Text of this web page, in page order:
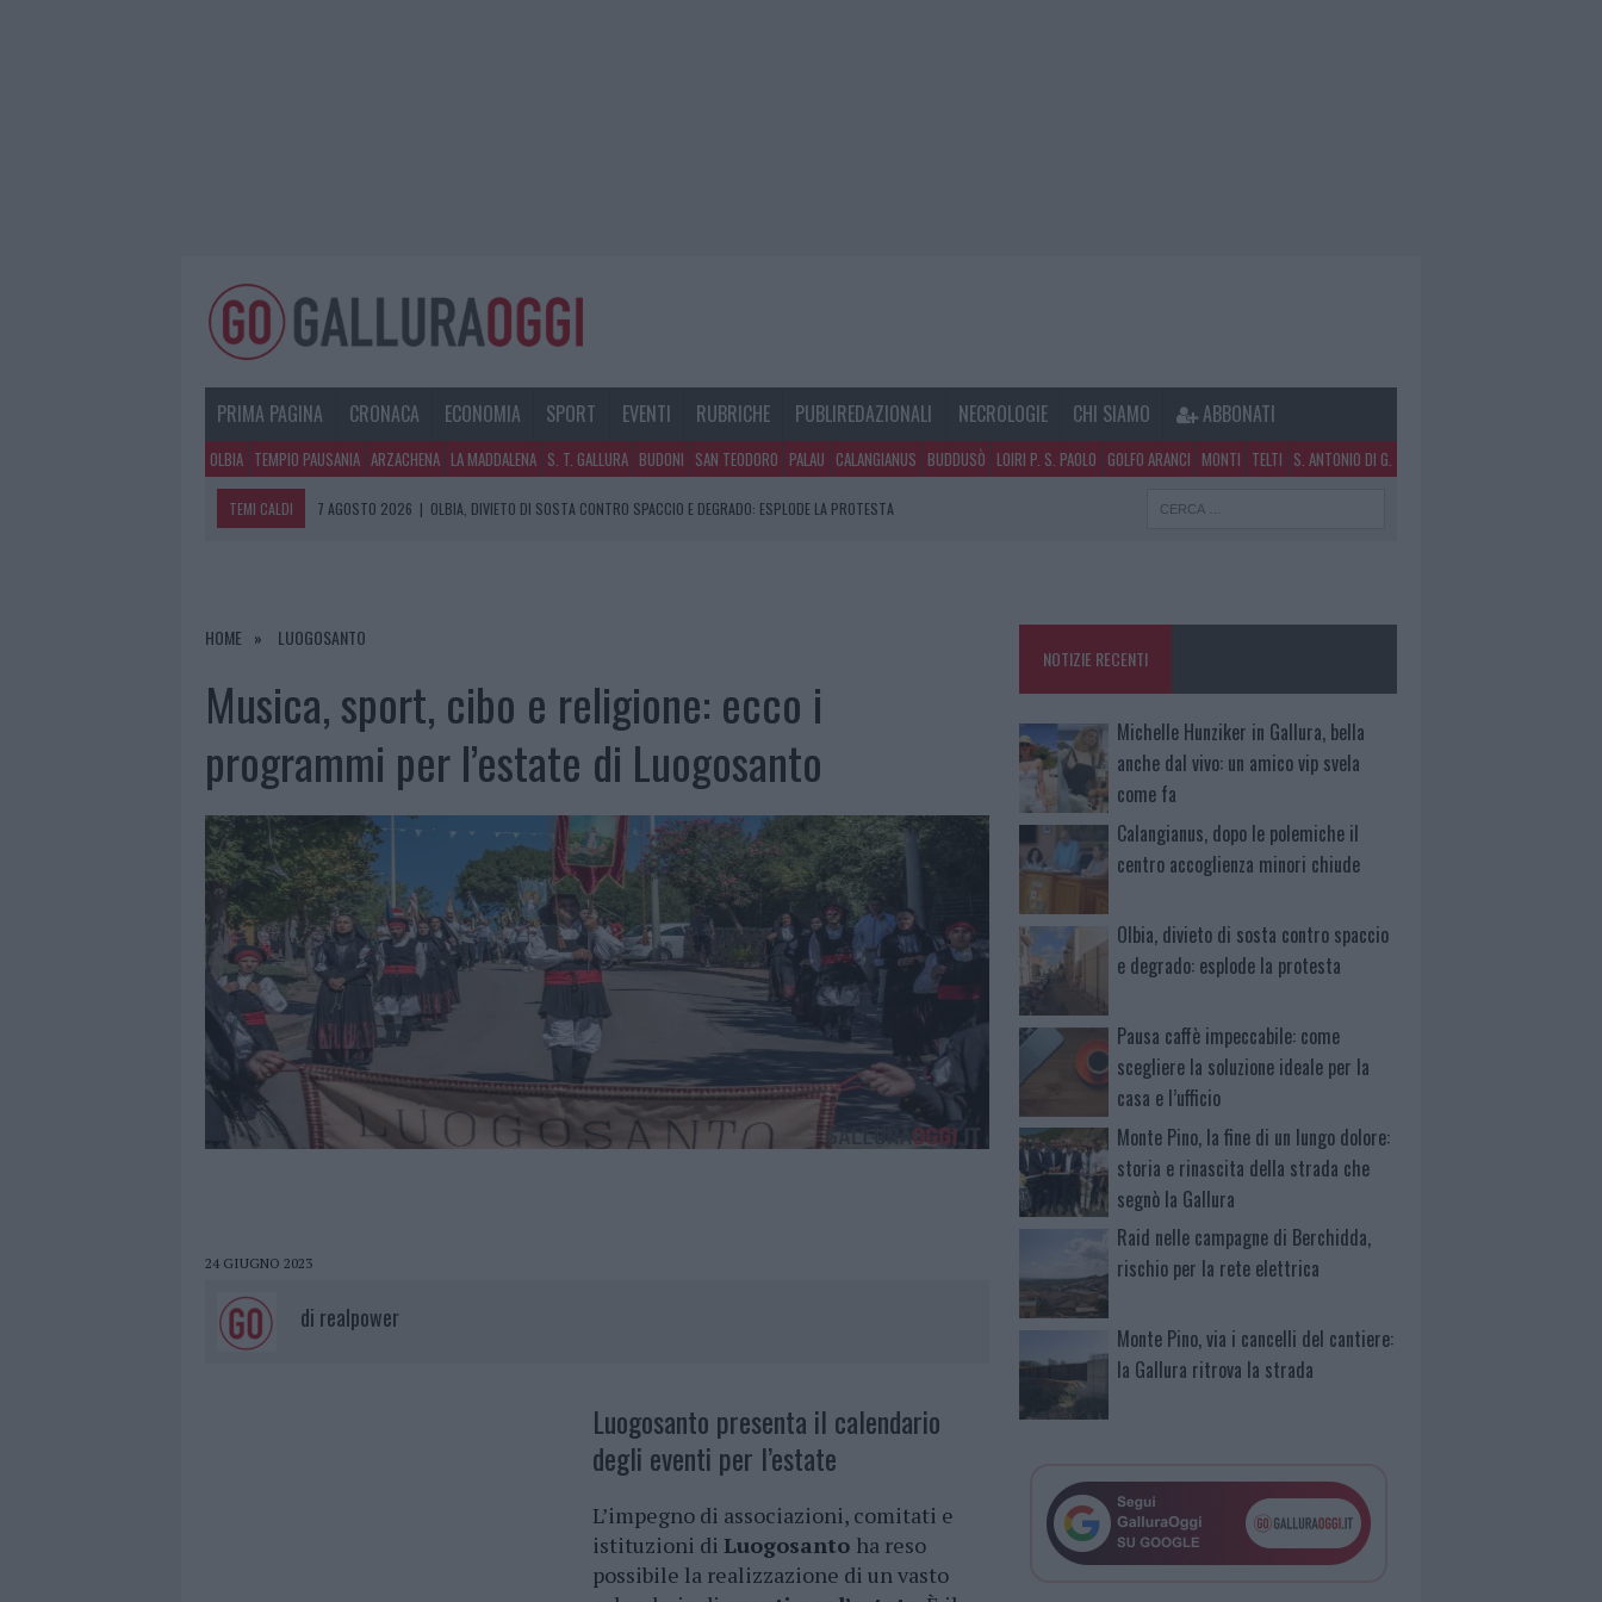
PRIMA PAGINA CRONACA ECONOMIA SPORT EVENTI RUBRICHE PUBLIREDAZIONALI NECROLOGIE CHI SIAMO ABBONATI
OLBIA TEMPIO PAUSANIA ARZACHENA LA MADDALENA S. T. GALLURA BUDONI SAN TEODORO PALAU CALANGIANUS BUDDUSÒ LOIRI P. S. PAOLO GOLFO ARANCI MONTI TELTI S. ANTONIO DI G.
TEMI CALDI 7 AGOSTO 2026 | PAUSA CAFFÈ IMPECCABILE: COME SCEGLIERE LA SOLUZIONE IDEALE PER LA CASA E L’UFFICIO
7 AGOSTO 2026
| CALANGIANUS, DOPO LE POLEMICHE IL CENTRO ACCOGLIENZA MINORI CHIUDE
HOME LUOGOSANTO
Musica, sport, cibo e religione: ecco i
programmi per l’estate di Luogosanto
24 GIUGNO 2023
di realpower
Luogosanto presenta il calendario
degli eventi per l’estate
L’impegno di associazioni, comitati e
istituzioni di Luogosanto ha reso
possibile la realizzazione di un vasto
NOTIZIE RECENTI
Michelle Hunziker in Gallura, bella
anche dal vivo: un amico vip svela
come fa
Calangianus, dopo le polemiche il
centro accoglienza minori chiude
Olbia, divieto di sosta contro spaccio
e degrado: esplode la protesta
Pausa caffè impeccabile: come
scegliere la soluzione ideale per la
casa e l’ufficio
Monte Pino, la fine di un lungo dolore:
storia e rinascita della strada che
segnò la Gallura
Raid nelle campagne di Berchidda,
rischio per la rete elettrica
Monte Pino, via i cancelli del cantiere:
la Gallura ritrova la strada